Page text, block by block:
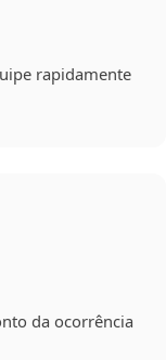
rapidamente
da ocorrência